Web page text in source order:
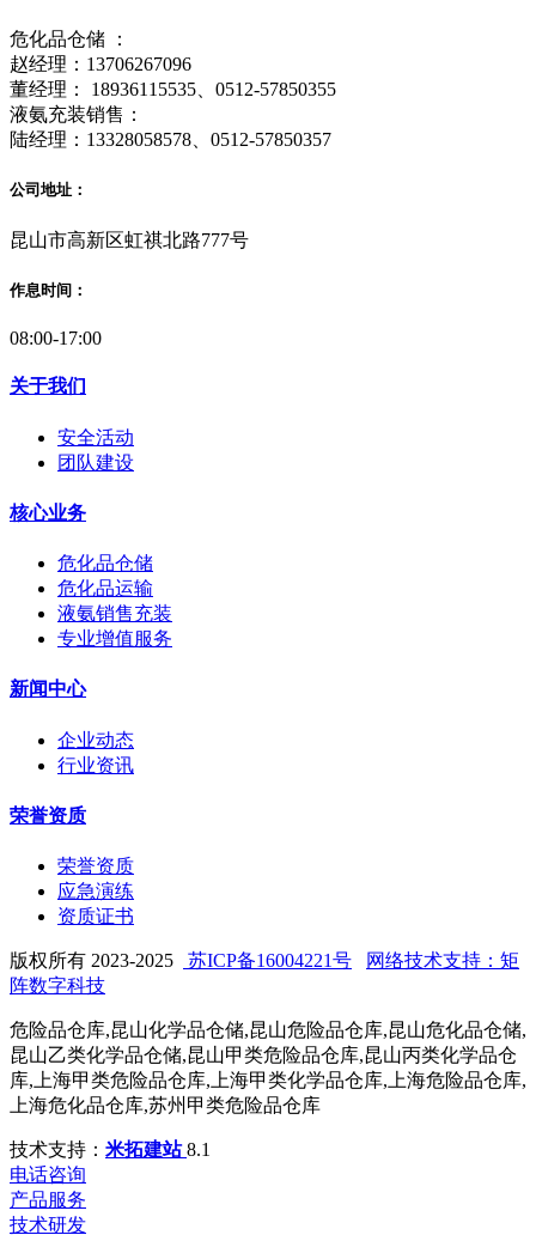
危化品仓储 ：
赵经理：13706267096
董经理： 18936115535、0512-57850355
液氨充装销售：
陆经理：13328058578、0512-57850357
公司地址：
昆山市高新区虹祺北路777号
作息时间：
08:00-17:00
关于我们
安全活动
团队建设
核心业务
危化品仓储
危化品运输
液氨销售充装
专业增值服务
新闻中心
企业动态
行业资讯
荣誉资质
荣誉资质
应急演练
资质证书
版权所有 2023-2025 苏ICP备16004221号
网络技术支持：矩
阵数字科技
危险品仓库,昆山化学品仓储,昆山危险品仓库,昆山危化品仓储,
昆山乙类化学品仓储,昆山甲类危险品仓库,昆山丙类化学品仓
库,上海甲类危险品仓库,上海甲类化学品仓库,上海危险品仓库,
上海危化品仓库,苏州甲类危险品仓库
技术支持： 米拓建站8.1
电话咨询
产品服务
技术研发